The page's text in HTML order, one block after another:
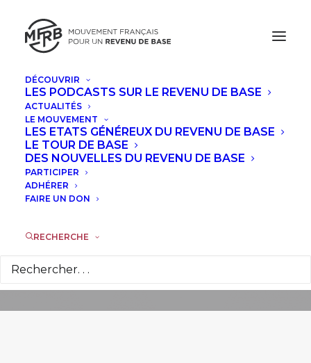
DÉCOUVRIR
LES PODCASTS SUR LE REVENU DE BASE
ACTUALITÉS
LE MOUVEMENT
LES ETATS GÉNÉREUX DU REVENU DE BASE
LE TOUR DE BASE
DES NOUVELLES DU REVENU DE BASE
PARTICIPER
ADHÉRER
FAIRE UN DON
RECHERCHE
Pas de transition
écologique sans
revenu de base
18 NOVEMBRE 2015